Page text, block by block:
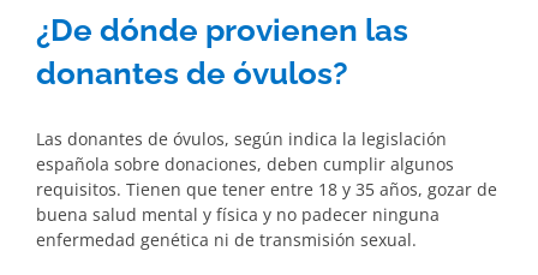
¿De dónde provienen las
donantes de óvulos?
Las donantes de óvulos, según indica la legislación
española sobre donaciones, deben cumplir algunos
requisitos. Tienen que tener entre 18 y 35 años, gozar de
buena salud mental y física y no padecer ninguna
enfermedad genética ni de transmisión sexual.